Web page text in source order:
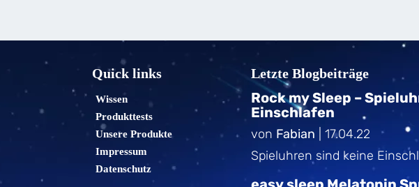
Quick links
Wissen
Produkttests
Unsere Produkte
Impressum
Datenschutz
Letzte Blogbeiträge
Rock my Sleep –
Einschlafen
von Fabian
17.04.22
Spieluhren sind keine